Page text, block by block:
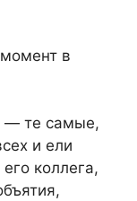
в
— те самые,
и ели
коллега,